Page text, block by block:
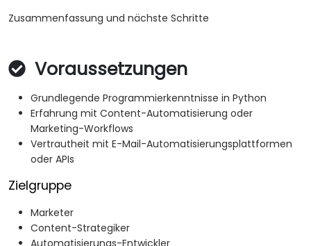
Zusammenfassung und nächste Schritte
Voraussetzungen
Grundlegende Programmierkenntnisse in Python
Erfahrung mit Content-Automatisierung oder
Marketing-Workflows
Vertrautheit mit E-Mail-Automatisierungsplattformen
oder APIs
Zielgruppe
Marketer
Content-Strategiker